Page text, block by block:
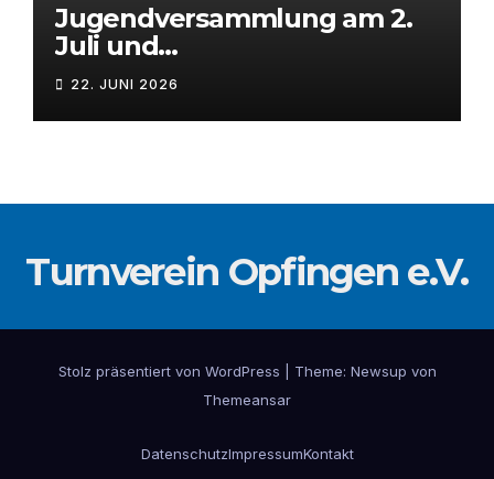
Jugendversammlung am 2.
Juli und
Mitgliederversammlung am
3. Juli 2026
22. JUNI 2026
Turnverein Opfingen e.V.
Stolz präsentiert von WordPress
Theme: Newsup von
Themeansar
DatenschutzImpressumKontakt